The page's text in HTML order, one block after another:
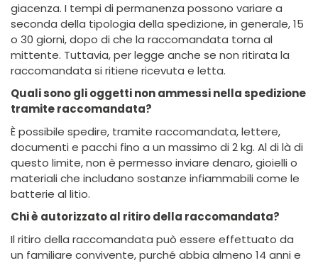
giacenza. I tempi di permanenza possono variare a
seconda della tipologia della spedizione, in generale, 15
o 30 giorni, dopo di che la raccomandata torna al
mittente. Tuttavia, per legge anche se non ritirata la
raccomandata si ritiene ricevuta e letta.
Quali sono gli oggetti non ammessi nella spedizione
tramite raccomandata?
È possibile spedire, tramite raccomandata, lettere,
documenti e pacchi fino a un massimo di 2 kg. Al di là di
questo limite, non è permesso inviare denaro, gioielli o
materiali che includano sostanze infiammabili come le
batterie al litio.
Chi è autorizzato al ritiro della raccomandata?
Il ritiro della raccomandata può essere effettuato da
un familiare convivente, purché abbia almeno 14 anni e